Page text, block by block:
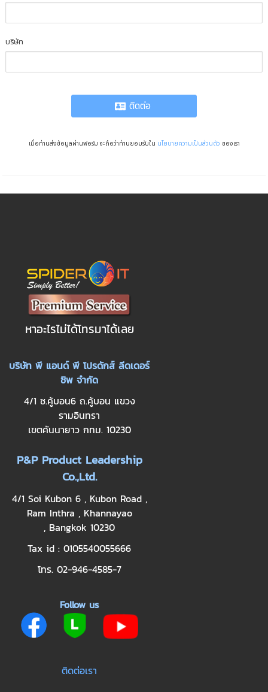
บริษัท
ติดต่อ
เมื่อท่านส่งข้อมูลผ่านฟอร์ม จะถือว่าท่านยอมรับใน นโยบายความเป็นส่วนตัว ของเรา
หาอะไรไม่ได้โทรมาได้เลย
บริษัท พี แอนด์ พี โปรดักส์ ลีดเดอร์
ชิพ จำกัด
4/1 ซ.คู้บอน6 ถ.คู้บอน แขวง
รามอินทรา
เขตคันนายาว กทม. 10230
P&P Product Leadership
Co.,Ltd.
4/1 Soi Kubon 6 , Kubon Road ,
Ram Inthra , Khannayao
, Bangkok 10230
Tax id : 0105540055666
โทร. 02-946-4585-7
Follow us
ติดต่อเรา